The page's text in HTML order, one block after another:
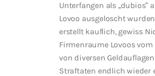
Unterfangen als „dubios“
Lovoo ausgeloscht
erstellt kauflich, gewiss
Firmenraume Lovoos
von diversen
Straftaten endlich wieder